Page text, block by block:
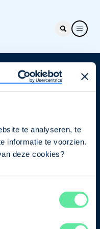
te analyseren, te
informatie te voorzien.
deze cookies?